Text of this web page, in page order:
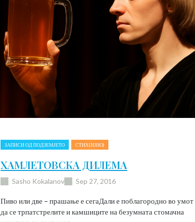
ЗАПИСИ ОД ПОДЗЕМЈЕТО СТИХ(ИЈНО)
ХАМЛЕТОВСКА ДИЛЕМА
Sasho Kokalanov Sep 27, 2016
Пиво или две – прашање е сегаДали е поблагородно во умот
да се трпатстрелите и камшиците на безумната стомачна